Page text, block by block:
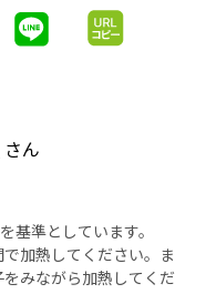
さん
基準としています。
加熱してください。ま
みながら加熱してくだ